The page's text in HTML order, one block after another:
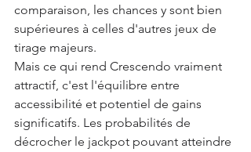
comparaison, les chances y sont bien
supérieures à celles d'autres jeux de
tirage majeurs.
Mais ce qui rend Crescendo vraiment
attractif, c'est l'équilibre entre
accessibilité et potentiel de gains
significatifs. Les probabilités de
décrocher le jackpot pouvant atteindre